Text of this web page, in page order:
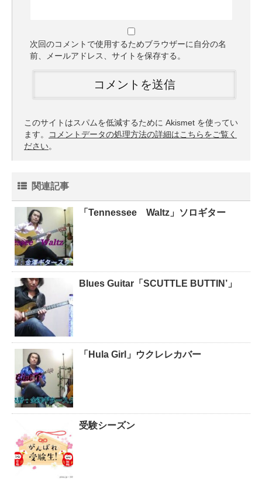
次回のコメントで使用するためブラウザーに自分の名
前、メールアドレス、サイトを保存する。
このサイトはスパムを低減するために Akismet を使ってい
ます。
コメントデータの処理方法の詳細はこちらをご覧く
ださい。
関連記事
「Tennessee Waltz」ソロギター
Blues Guitar「SCUTTLE BUTTIN’」
「Hula Girl」ウクレレカバー
受験シーズン